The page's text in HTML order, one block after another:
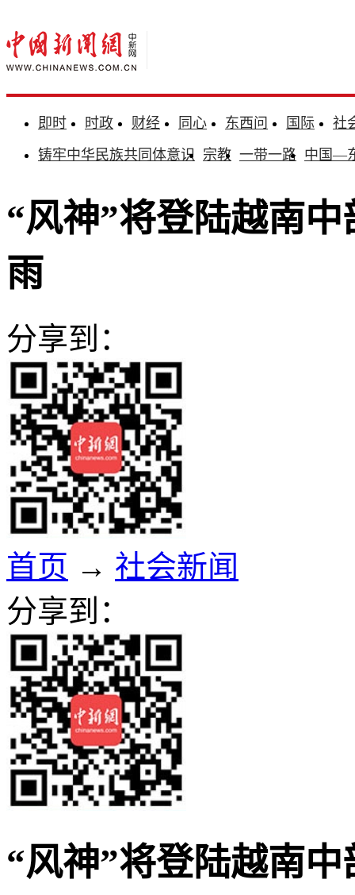
即时 时政 财经 同心 东西问 国际
社
铸牢中华民族共同体意识 宗教 一带一路 中国—
“风神”将登陆越南
雨
分享到：
首页 → 社会新闻
分享到：
“风神”将登陆越南